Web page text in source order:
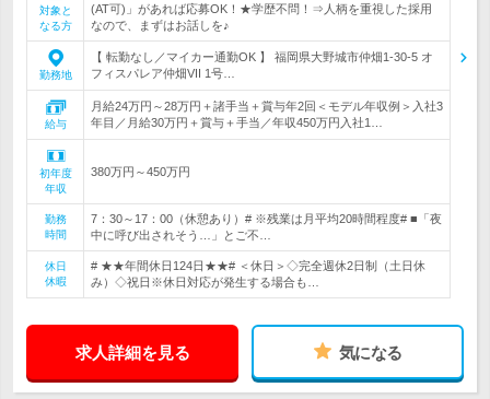
対象と
なる方
(AT可)」があれば応募OK！★学歴不問！⇒人柄を重視した採用
なので、まずはお話しを♪
勤務地
【 転勤なし／マイカー通勤OK 】 福岡県大野城市仲畑1-30-5 オ
フィスパレア仲畑VII 1号…
給与
月給24万円～28万円＋諸手当＋賞与年2回＜モデル年収例＞入社3
年目／月給30万円＋賞与＋手当／年収450万円入社1…
初年度
年収
380万円～450万円
勤務
時間
7：30～17：00（休憩あり）# ※残業は月平均20時間程度# ■「夜
中に呼び出されそう…」とご不…
休日
休暇
# ★★年間休日124日★★# ＜休日＞◇完全週休2日制（土日休
み）◇祝日※休日対応が発生する場合も…
求人詳細を見る 気になる